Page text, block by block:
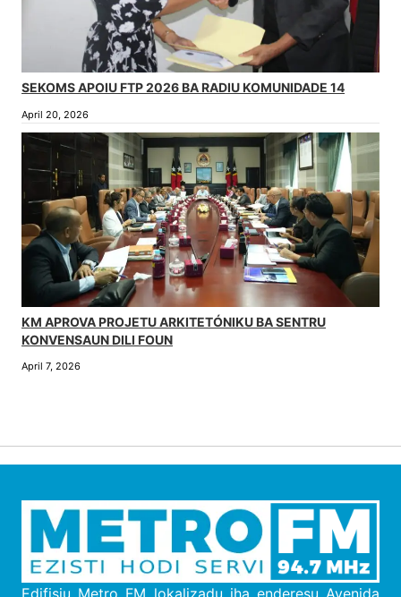
SEKOMS APOIU FTP 2026 BA RADIU KOMUNIDADE 14
April 20, 2026
KM APROVA PROJETU ARKITETÓNIKU BA SENTRU
KONVENSAUN DILI FOUN
April 7, 2026
Edifisiu Metro FM lokalizadu iha enderesu Avenida